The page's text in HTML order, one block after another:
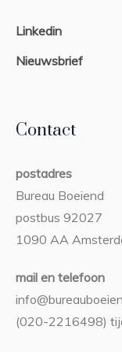
Linkedin
Nieuwsbrief
Contact
postadres
Bureau Boeiend
postbus 92027
1090 AA
mail en telefoon
(020-2216498)